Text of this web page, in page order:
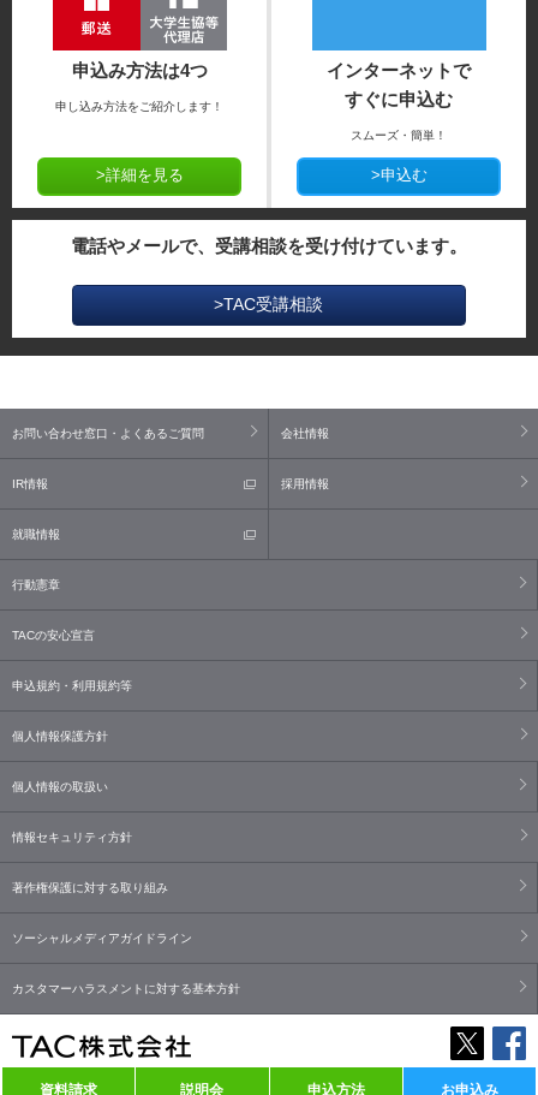
資料請求 説明会 申込方法 お申込み
申込み方法は4つ
申し込み方法をご紹介します！
>詳細を見る
インターネットで
すぐに申込む
スムーズ・簡単！
>申込む
電話やメールで、受講相談を受け付けています。
>TAC受講相談
お問い合わせ窓口・よくあるご質問 会社情報
IR情報 採用情報
就職情報
行動憲章
TACの安心宣言
申込規約・利用規約等
個人情報保護方針
個人情報の取扱い
情報セキュリティ方針
著作権保護に対する取り組み
ソーシャルメディアガイドライン
カスタマーハラスメントに対する基本方針
Copyright© TAC Co., Ltd. All Rights Reserved.